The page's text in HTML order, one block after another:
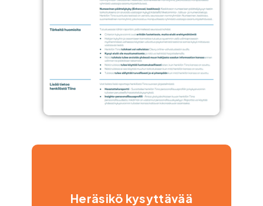
Heräsikö kysyttävää